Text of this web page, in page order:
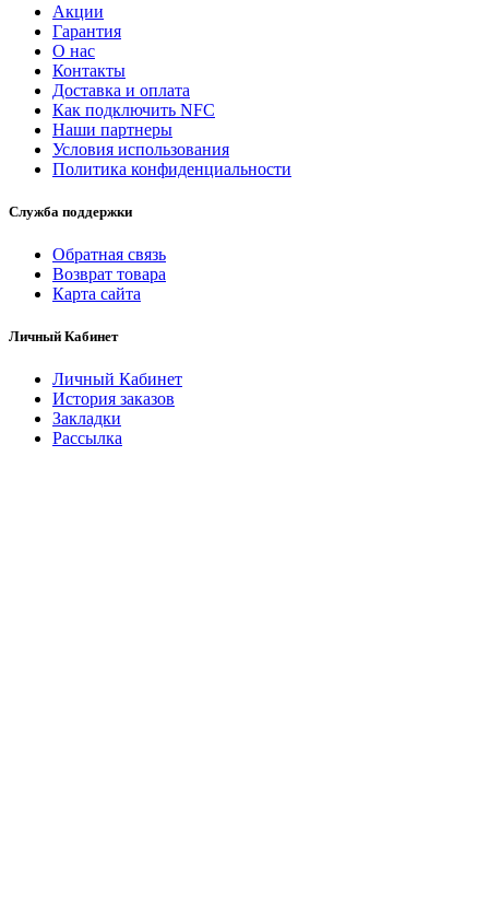
Акции
Гарантия
O нас
Контакты
Доставка и оплата
Как подключить NFC
Наши партнеры
Условия использования
Политика конфиденциальности
Служба поддержки
Обратная связь
Возврат товара
Карта сайта
Личный Кабинет
Личный Кабинет
История заказов
Закладки
Рассылка